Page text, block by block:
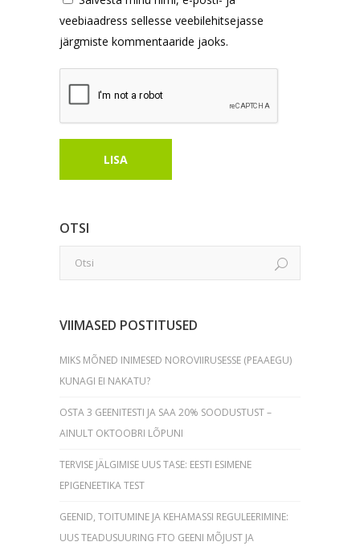
veebiaadress sellesse veebilehitsejasse
järgmiste kommentaaride jaoks.
OTSI
VIIMASED POSTITUSED
MIKS MÕNED INIMESED NOROVIIRUSESSE (PEAAEGU)
KUNAGI EI NAKATU?
OSTA 3 GEENITESTI JA SAA 20% SOODUSTUST –
AINULT OKTOOBRI LÕPUNI
TERVISE JÄLGIMISE UUS TASE: EESTI ESIMENE
EPIGENEETIKA TEST
GEENID, TOITUMINE JA KEHAMASSI REGULEERIMINE:
UUS TEADUSUURING FTO GEENI MÕJUST JA